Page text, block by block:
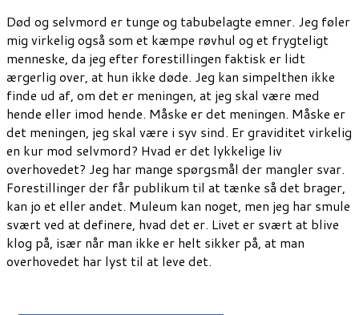
Død og selvmord er tunge og tabubelagte emner. Jeg føler
mig virkelig også som et kæmpe røvhul og et frygteligt
menneske, da jeg efter forestillingen faktisk er lidt
ærgerlig over, at hun ikke døde. Jeg kan simpelthen ikke
finde ud af, om det er meningen, at jeg skal være med
hende eller imod hende. Måske er det meningen. Måske er
det meningen, jeg skal være i syv sind. Er graviditet virkelig
en kur mod selvmord? Hvad er det lykkelige liv
overhovedet? Jeg har mange spørgsmål der mangler svar.
Forestillinger der får publikum til at tænke så det brager,
kan jo et eller andet. Muleum kan noget, men jeg har smule
svært ved at definere, hvad det er. Livet er svært at blive
klog på, især når man ikke er helt sikker på, at man
overhovedet har lyst til at leve det.